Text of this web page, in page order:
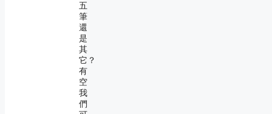
五
筆
還
是
其
它？
有
空
我
們